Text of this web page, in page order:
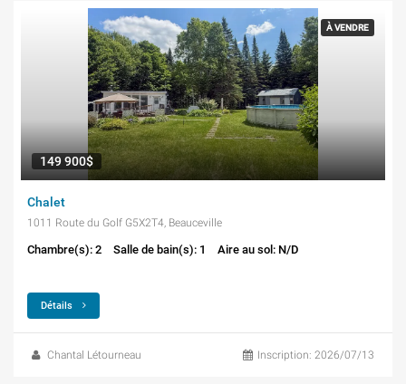
À VENDRE
149 900$
Chalet
1011 Route du Golf G5X2T4, Beauceville
Chambre(s): 2 Salle de bain(s): 1 Aire au sol: N/D
Détails
Chantal Létourneau Inscription: 2026/07/13